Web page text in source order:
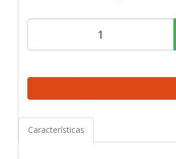
Características